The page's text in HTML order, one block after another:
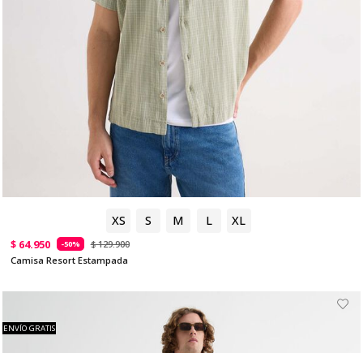
XS S M L XL
$ 64.950 -50%
$ 129.900
Camisa Resort Estampada
ENVÍO GRATIS